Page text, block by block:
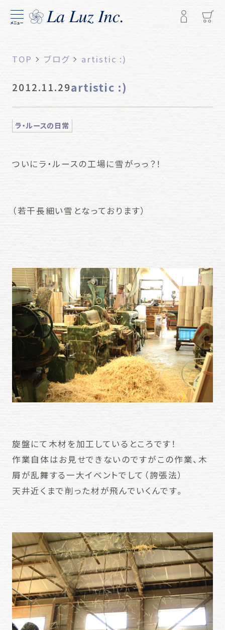
メニュー
TOP ブログ artistic :)
2012.11.29artistic :)
ラ・ルースの日常
ついにラ・ルースの工場に雪がっっ？！
（若干長細い雪となっております）
旋盤にて木材を加工しているところです！
作業自体はお見せできないのですがこの作業、木
屑が乱舞する一大イベントでして（誇張法）
天井近くまで削った材が飛んでいくんです。